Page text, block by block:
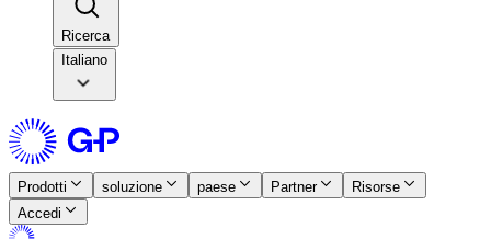
Ricerca​​
Italiano
Prodotti​​ soluzione​​ paese​​ Partner​​
Risorse​​
Accedi​​